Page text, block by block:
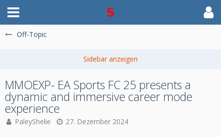
Off-Topic
MMOEXP- EA Sports FC 25 presents a
dynamic and immersive career mode
experience
PaleyShelie 27. Dezember 2024